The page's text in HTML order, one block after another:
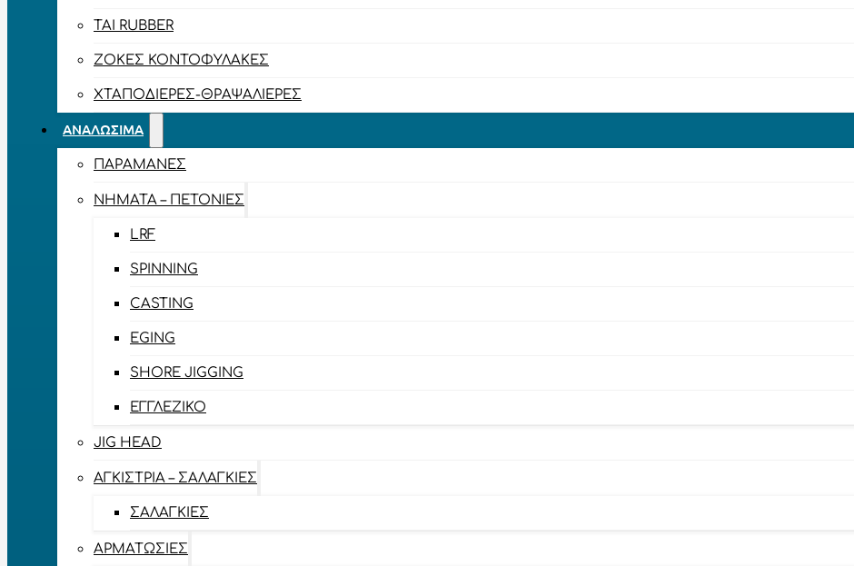
TAI RUBBER
ΖΌΚΕΣ ΚΟΝΤΟΦΎΛΑΚΕΣ
ΧΤΑΠΟΔΙΈΡΕΣ-ΘΡΑΨΑΛΙΈΡΕΣ
ΑΝΑΛΏΣΙΜΑ
ΠΑΡΑΜΆΝΕΣ
ΝΉΜΑΤΑ – ΠΕΤΟΝΙΈΣ
LRF
SPINNING
CASTING
EGING
SHORE JIGGING
ΕΓΓΛΈΖΙΚΟ
JIG HEAD
ΑΓΚΊΣΤΡΙΑ – ΣΑΛΑΓΚΙΈΣ
ΣΑΛΑΓΚΙΈΣ
ΑΡΜΑΤΩΣΙΈΣ